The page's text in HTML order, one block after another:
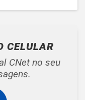
CELULAR
CNet no seu